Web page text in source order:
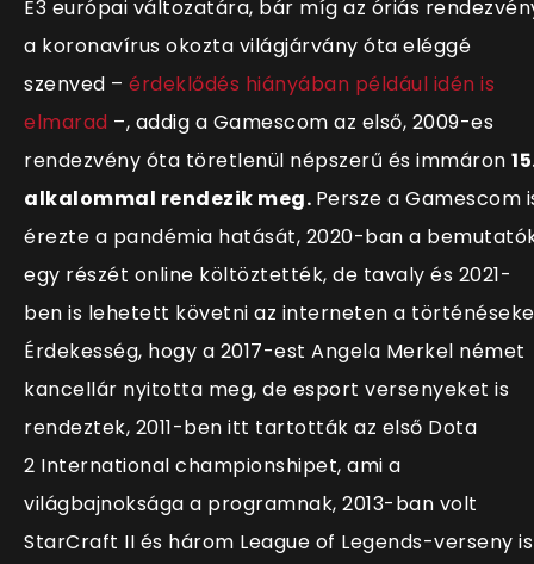
E3 európai változatára, bár míg az óriás
a koronavírus okozta világjárvány óta eléggé
szenved – érdeklődés hiányában például idén is
elmarad –, addig a Gamescom az első, 2009-es
rendezvény óta töretlenül népszerű és immáron
alkalommal rendezik meg. Persze a Gamescom
érezte a pandémia hatását, 2020-ban a
egy részét online költöztették, de tavaly és 2021-
ben is lehetett követni az interneten a
Érdekesség, hogy a 2017-est Angela Merkel német
kancellár nyitotta meg, de esport versenyeket is
rendeztek, 2011-ben itt tartották az első Dota
2 International championshipet, ami a
világbajnoksága a programnak, 2013-ban volt
StarCraft II és három League of Legends-verseny is